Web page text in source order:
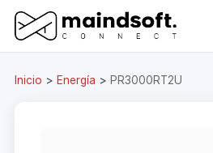
Inicio > Energía > PR3000RT2U